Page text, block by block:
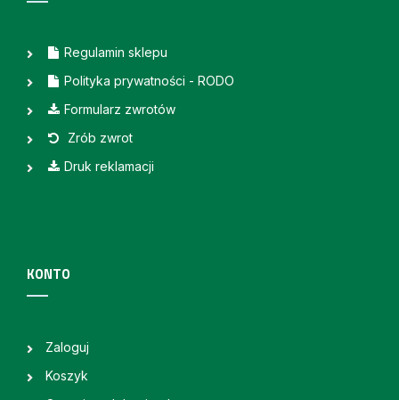
Regulamin sklepu
Polityka prywatności - RODO
Formularz zwrotów
Zrób zwrot
Druk reklamacji
KONTO
Zaloguj
Koszyk